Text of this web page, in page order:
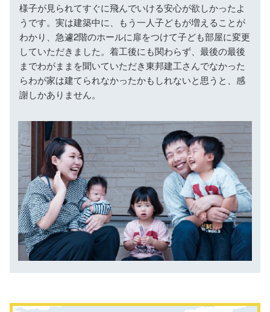
様子が見られてすぐに飛んでいける安心が欲しかったよ
うです。実は建築中に、もう一人子どもが増えることが
わかり、急遽2階のホールに扉をつけて子ども部屋に変更
していただきました。着工後にも関わらず、最後の最後
までわがままを聞いていただき東邦建工さんでなかった
らわが家は建てられなかったかもしれないと思うと、感
謝しかありません。